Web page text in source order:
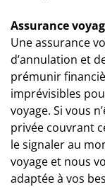
Assurance
Une assurance
d’annulation et
prémunir
imprévisibles
voyage. Si vous
privée couvrant
le signaler au
voyage et nous
adaptée à vos